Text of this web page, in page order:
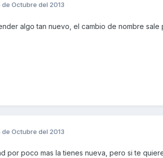
de Octubre del 2013
algo tan nuevo, el cambio de nombre
de Octubre del 2013
por poco mas la tienes nueva, pero si te